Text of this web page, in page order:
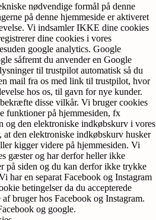
nødvendige formål på denne
på denne hjemmeside er aktiveret
Vi indsamler IKKE dine cookies
dine cookies i vores
google analytics. Google
såfremt du anvender en Google
til trustpilot automatisk så du
mail fra os med link til trustpilot, hvor
hos os, til gavn for nye kunder.
disse vilkår. Vi bruger cookies
funktioner på hjemmesiden, fx
og den elektroniske indkøbskurv i vores
den elektroniske indkøbskurv husker
kigger videre på hjemmesiden. Vi
gæster og har derfor heller ikke
på siden og du kan derfor ikke trykke
har en separat Facebook og Instagram
betingelser da du accepterede
bruger hos Facebook og Instagram.
og google.